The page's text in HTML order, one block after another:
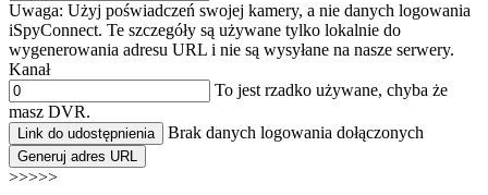
Uwaga: Użyj poświadczeń swojej kamery, a nie danych logowania
iSpyConnect. Te szczegóły są używane tylko lokalnie do
wygenerowania adresu URL i nie są wysyłane na nasze serwery.
Kanał
To jest rzadko używane, chyba że
masz DVR.
Link do udostępnienia Brak danych logowania dołączonych
Generuj adres URL
>>>>>